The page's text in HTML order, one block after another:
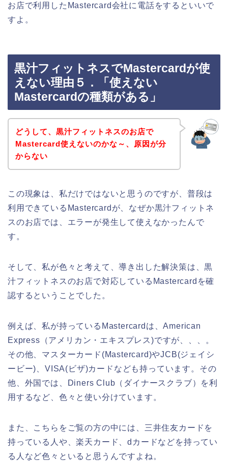
お店で利用したMastercard会社に電話をするといいで
すよ。
黒汁フィットネスでMastercardが使
えない理由５．「使えない
Mastercardの種類がある」
どうして、黒汁フィットネスのお店で
Mastercard使えないのかな～、原因が分
からない
この現象は、私だけではないと思うのですが、普段は
利用できているMastercardが、なぜか黒汁フィットネ
スのお店では、エラーが発生して使えなかったんで
す。
そして、私が色々と考えて、導き出した解決策は、黒
汁フィットネスのお店で対応しているMastercardを確
認するということでした。
例えば、私が持っているMastercardは、American
Express（アメリカン・エキスプレス)ですが、、、。
その他、マスターカード(Mastercard)やJCB(ジェイシ
ービー)、VISA(ビザ)カードなども持っています。その
他、外国では、Diners Club（ダイナースクラブ）を利
用するなど、色々と使い分けています。
また、こちらをご覧の方の中には、三井住友カードを
持っている人や、楽天カード、dカードなどを持ってい
る人など色々といると思うんですよね。